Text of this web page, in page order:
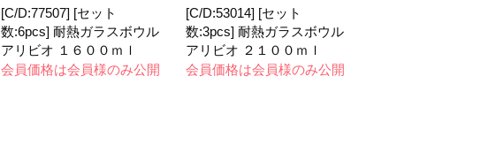
[C/D:77507] [セット
数:6pcs] 耐熱ガラスボウル
アリビオ １６００ｍｌ
会員価格は会員様のみ公開
[C/D:53014] [セット
数:3pcs] 耐熱ガラスボウル
アリビオ ２１００ｍｌ
会員価格は会員様のみ公開